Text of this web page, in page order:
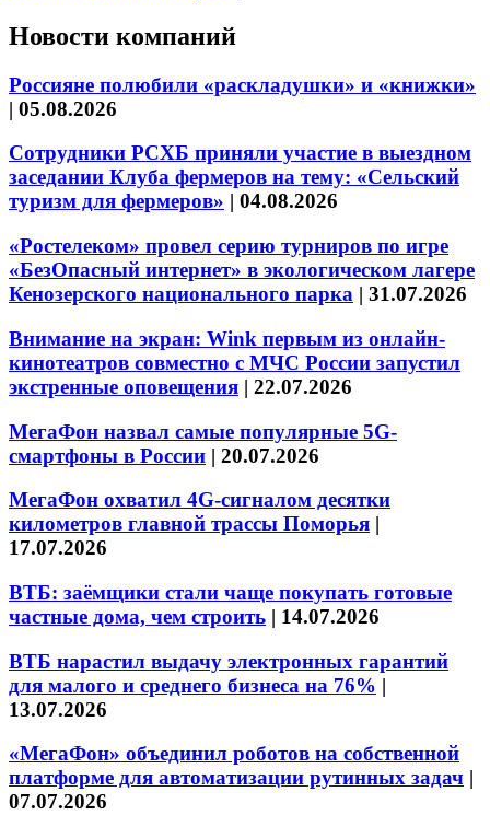
Новости компаний
Россияне полюбили «раскладушки» и «книжки»
| 05.08.2026
Сотрудники РСХБ приняли участие в выездном
заседании Клуба фермеров на тему: «Сельский
туризм для фермеров» | 04.08.2026
«Ростелеком» провел серию турниров по игре
«БезОпасный интернет» в экологическом лагере
Кенозерского национального парка | 31.07.2026
Внимание на экран: Wink первым из онлайн-
кинотеатров совместно с МЧС России запустил
экстренные оповещения | 22.07.2026
МегаФон назвал самые популярные 5G-
смартфоны в России | 20.07.2026
МегаФон охватил 4G-сигналом десятки
километров главной трассы Поморья |
17.07.2026
ВТБ: заёмщики стали чаще покупать готовые
частные дома, чем строить | 14.07.2026
ВТБ нарастил выдачу электронных гарантий
для малого и среднего бизнеса на 76% |
13.07.2026
«МегаФон» объединил роботов на собственной
платформе для автоматизации рутинных задач |
07.07.2026